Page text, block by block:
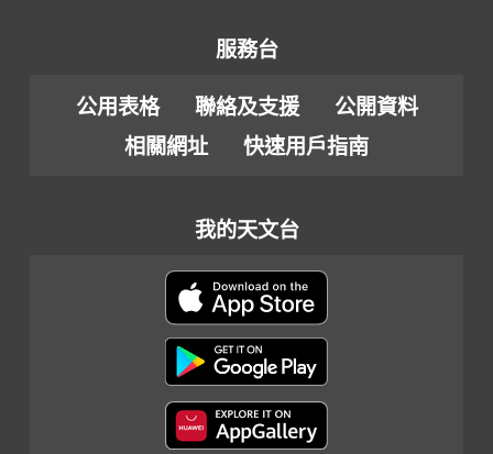
服務台
公用表格 聯絡及支援
公開資料
相關網址
快速用戶指南
我的天文台